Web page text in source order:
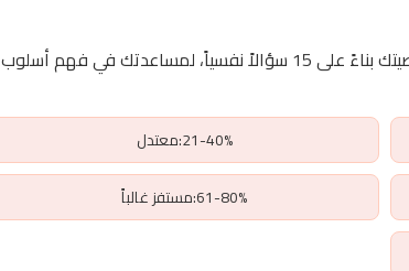
هذا الاختبار النفسي يقيس مستوى الاستفزاز في شخصيتك بناءً على 15 سؤالاً نفسياً، لمساعدتك في فهم أسلوب
21-40%:معتدل
61-80%:مستفز غالباً